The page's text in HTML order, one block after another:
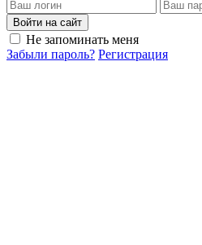
Войти на сайт
Не запоминать меня
Забыли пароль? Регистрация